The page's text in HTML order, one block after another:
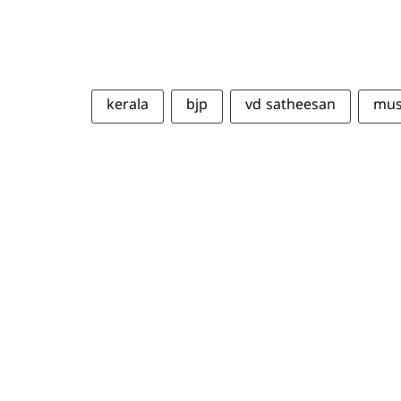
kerala bjp vd satheesan